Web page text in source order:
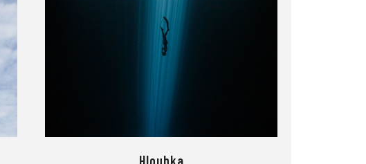
Hloubka